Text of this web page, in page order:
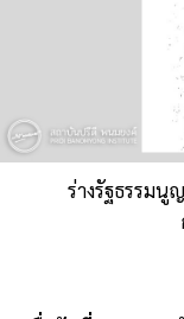
ร่างรัฐธรรมนู